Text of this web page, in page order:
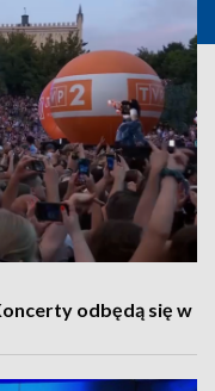
odbędą się w